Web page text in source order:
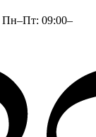
Пн–Пт: 09:00–